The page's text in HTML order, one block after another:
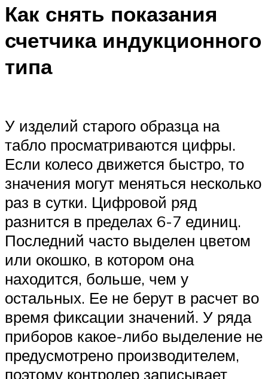
Как снять показания
счетчика индукционного
типа
У изделий старого образца на
табло просматриваются цифры.
Если колесо движется быстро, то
значения могут меняться несколько
раз в сутки. Цифровой ряд
разнится в пределах 6-7 единиц.
Последний часто выделен цветом
или окошко, в котором она
находится, больше, чем у
остальных. Ее не берут в расчет во
время фиксации значений. У ряда
приборов какое-либо выделение не
предусмотрено производителем,
поэтому контролер записывает